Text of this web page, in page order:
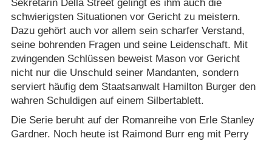
Sekretärin Della Street gelingt es ihm auch die
schwierigsten Situationen vor Gericht zu meistern.
Dazu gehört auch vor allem sein scharfer Verstand,
seine bohrenden Fragen und seine Leidenschaft. Mit
zwingenden Schlüssen beweist Mason vor Gericht
nicht nur die Unschuld seiner Mandanten, sondern
serviert häufig dem Staatsanwalt Hamilton Burger den
wahren Schuldigen auf einem Silbertablett.
Die Serie beruht auf der Romanreihe von Erle Stanley
Gardner. Noch heute ist Raimond Burr eng mit Perry